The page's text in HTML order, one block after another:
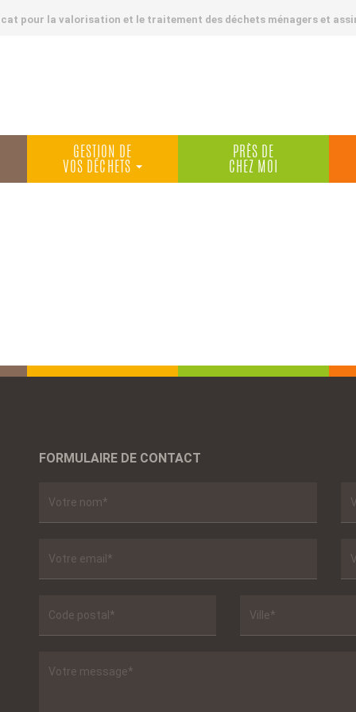
pour la valorisation et le traitement des déchets ménagers et
GESTION DE
VOS DÉCHETS
PRÈS DE
CHEZ MOI
FORMULAIRE DE CONTACT